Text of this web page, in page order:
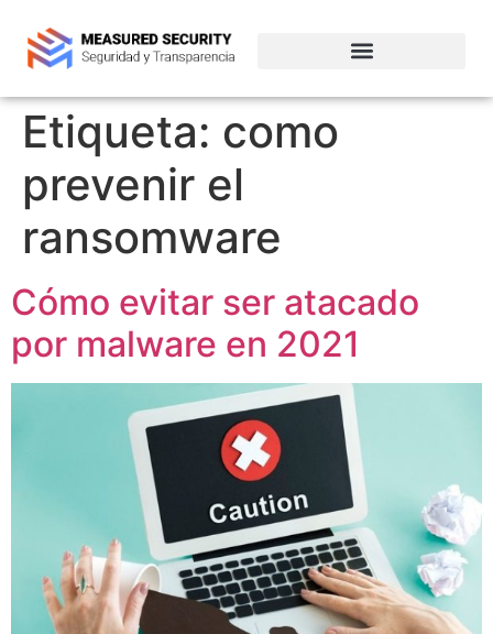
Etiqueta: como
prevenir el
ransomware
Cómo evitar ser atacado
por malware en 2021